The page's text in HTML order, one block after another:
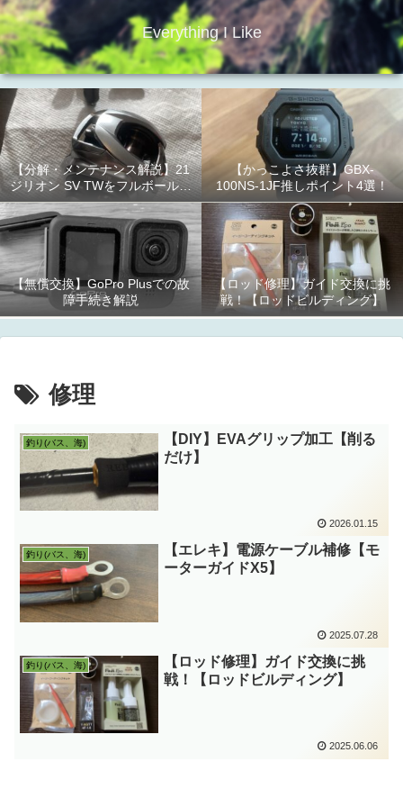
Everything I Like
【分解・メンテナンス解説】21
ジリオン SV TWをフルボールベ
アリング化！
【かっこよさ抜群】GBX-
100NS-1JF推しポイント4選！
【無償交換】GoPro Plusでの故
障手続き解説
【ロッド修理】ガイド交換に挑
戦！【ロッドビルディング】
修理
釣り(バス、海)
【DIY】EVAグリップ加工【削る
だけ】
2026.01.15
釣り(バス、海)
【エレキ】電源ケーブル補修【モ
ーターガイドX5】
2025.07.28
釣り(バス、海)
【ロッド修理】ガイド交換に挑
戦！【ロッドビルディング】
2025.06.06